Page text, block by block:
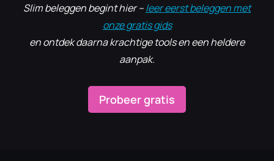
Slim beleggen begint hier –leer eerst beleggen met
onze gratis gids
en ontdek daarna krachtige tools en een heldere
aanpak.
Probeer gratis